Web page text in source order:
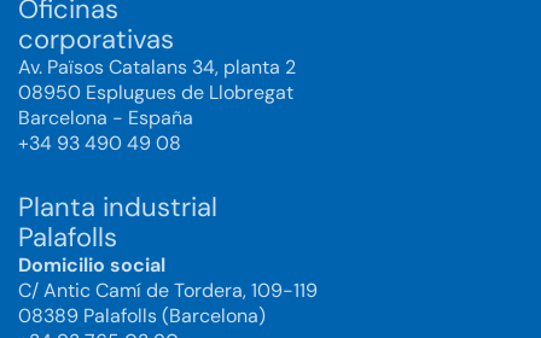
Oficinas
corporativas
Av. Països Catalans 34, planta 2
08950 Esplugues de Llobregat
Barcelona - España
+34 93 490 49 08
Planta industrial
Palafolls
Domicilio social
C/ Antic Camí de Tordera, 109-119
08389 Palafolls (Barcelona)